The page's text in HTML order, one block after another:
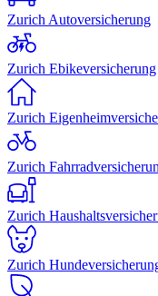
Zurich Autoversicherung
Zurich Ebikeversicherung
Zurich
Zurich
Zurich
Zurich